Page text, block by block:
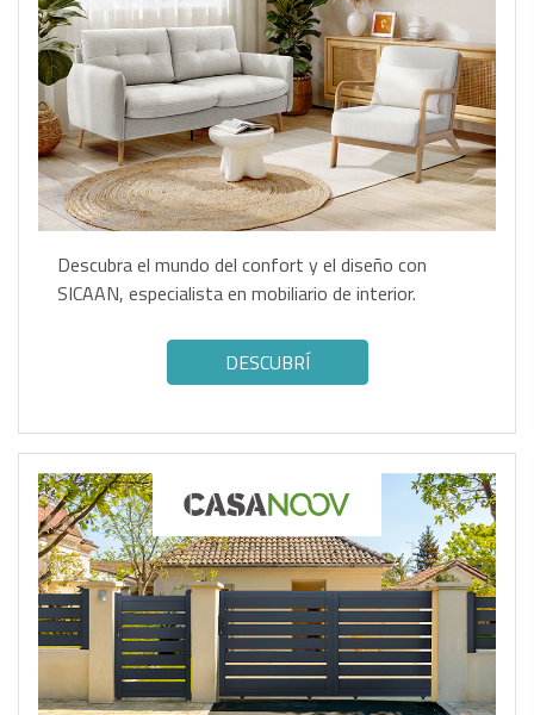
Descubra el mundo del confort y el diseño con
SICAAN, especialista en mobiliario de interior.
DESCUBRÍ